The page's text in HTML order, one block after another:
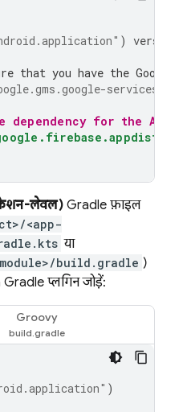
) version
that you have the Google
services"
dependency for the App
लेवल)Gradle फ़ाइल
<app-
या
build.gradle )
Gradle प्लगिन जोड़ें:
Groovy
)